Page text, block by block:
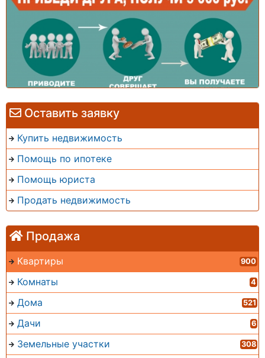
Оставить заявку
Купить недвижимость
Помощь по ипотеке
Помощь юриста
Продать недвижимость
Продажа
Квартиры 900
Комнаты 4
Дома 521
Дачи 6
Земельные участки 308